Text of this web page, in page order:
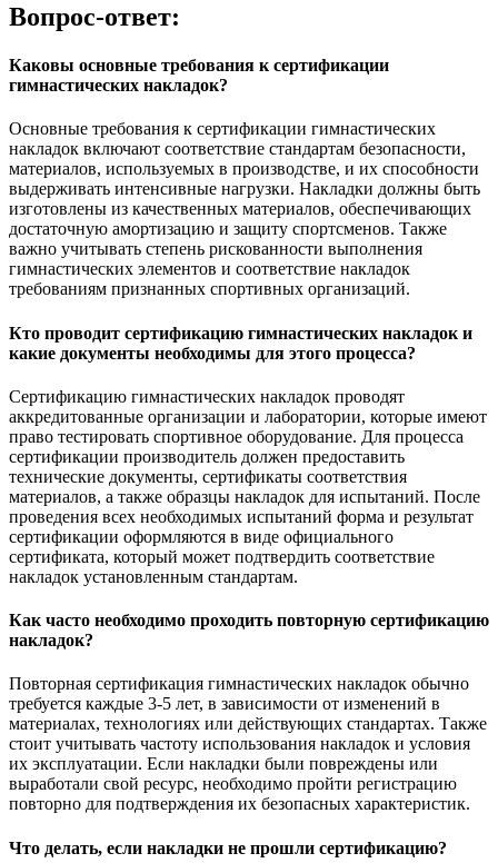
Вопрос-ответ:
Каковы основные требования к сертификации
гимнастических накладок?
Основные требования к сертификации гимнастических
накладок включают соответствие стандартам безопасности,
материалов, используемых в производстве, и их способности
выдерживать интенсивные нагрузки. Накладки должны быть
изготовлены из качественных материалов, обеспечивающих
достаточную амортизацию и защиту спортсменов. Также
важно учитывать степень рискованности выполнения
гимнастических элементов и соответствие накладок
требованиям признанных спортивных организаций.
Кто проводит сертификацию гимнастических накладок и
какие документы необходимы для этого процесса?
Сертификацию гимнастических накладок проводят
аккредитованные организации и лаборатории, которые имеют
право тестировать спортивное оборудование. Для процесса
сертификации производитель должен предоставить
технические документы, сертификаты соответствия
материалов, а также образцы накладок для испытаний. После
проведения всех необходимых испытаний форма и результат
сертификации оформляются в виде официального
сертификата, который может подтвердить соответствие
накладок установленным стандартам.
Как часто необходимо проходить повторную сертификацию
накладок?
Повторная сертификация гимнастических накладок обычно
требуется каждые 3-5 лет, в зависимости от изменений в
материалах, технологиях или действующих стандартах. Также
стоит учитывать частоту использования накладок и условия
их эксплуатации. Если накладки были повреждены или
выработали свой ресурс, необходимо пройти регистрацию
повторно для подтверждения их безопасных характеристик.
Что делать, если накладки не прошли сертификацию?